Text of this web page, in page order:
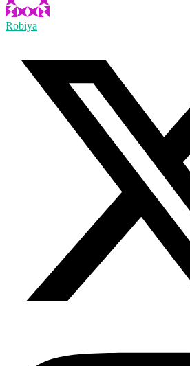
Robiya